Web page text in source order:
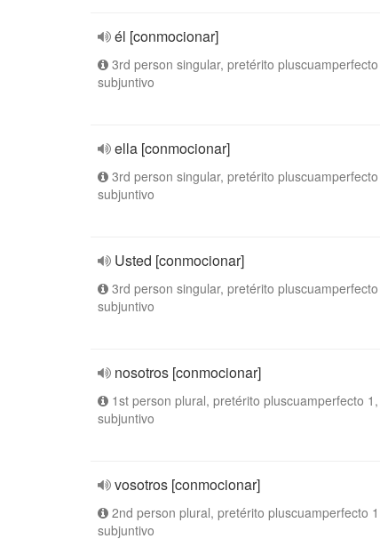
él [conmocionar]
3rd person singular, pretérito
subjuntivo
ella [conmocionar]
3rd person singular, pretérito
subjuntivo
Usted [conmocionar]
3rd person singular, pretérito
subjuntivo
nosotros [conmocionar]
1st person plural, pretérito pluscuamperfecto 1,
subjuntivo
vosotros [conmocionar]
2nd person plural, pretérito pluscuamperfecto
subjuntivo